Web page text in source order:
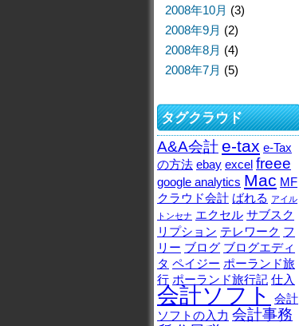
2008年10月 (3)
2008年9月 (2)
2008年8月 (4)
2008年7月 (5)
タグクラウド
A&A会計e-tax e-Tax
の方法 ebay excel freee
google analytics Mac MF
クラウド会計 ばれる アイル
トンセナ エクセル サブスク
リプション テレワーク フ
リー ブログ ブログエディ
タ ペイジー ポーランド旅
行 ポーランド旅行記 仕入
会計ソフト
会計
ソフトの入力 会計事務